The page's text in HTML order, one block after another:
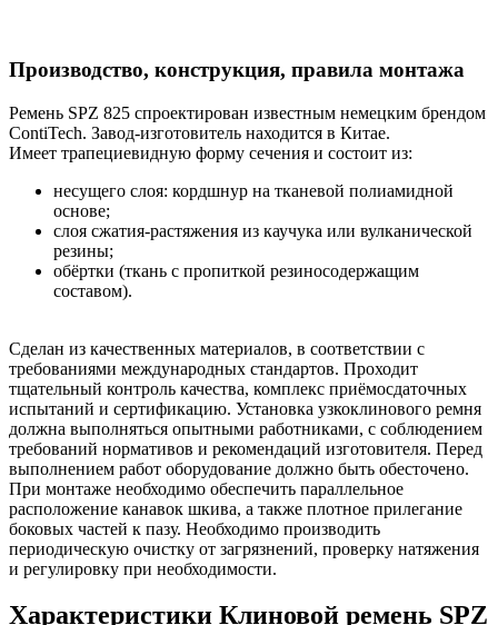
Производство, конструкция, правила монтажа
Ремень SPZ 825 спроектирован известным немецким брендом
ContiTech. Завод-изготовитель находится в Китае.
Имеет трапециевидную форму сечения и состоит из:
несущего слоя: кордшнур на тканевой полиамидной
основе;
слоя сжатия-растяжения из каучука или вулканической
резины;
обёртки (ткань с пропиткой резиносодержащим
составом).
Сделан из качественных материалов, в соответствии с
требованиями международных стандартов. Проходит
тщательный контроль качества, комплекс приёмосдаточных
испытаний и сертификацию. Установка узкоклинового ремня
должна выполняться опытными работниками, с соблюдением
требований нормативов и рекомендаций изготовителя. Перед
выполнением работ оборудование должно быть обесточено.
При монтаже необходимо обеспечить параллельное
расположение канавок шкива, а также плотное прилегание
боковых частей к пазу. Необходимо производить
периодическую очистку от загрязнений, проверку натяжения
и регулировку при необходимости.
Характеристики Клиновой ремень SPZ